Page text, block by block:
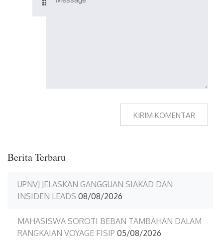
Berita Terbaru
UPNVJ JELASKAN GANGGUAN SIAKAD DAN
INSIDEN LEADS 08/08/2026
MAHASISWA SOROTI BEBAN TAMBAHAN DALAM
RANGKAIAN VOYAGE FISIP 05/08/2026